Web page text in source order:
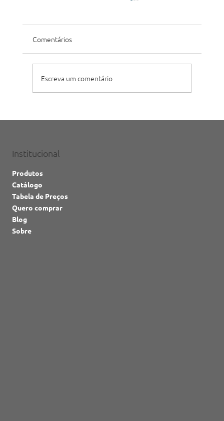
premiar destaques
Comentários
Escreva um comentário
Institucional
Produtos
Catálogo
Tabela de Preços
Quero comprar
Blog
Sobre